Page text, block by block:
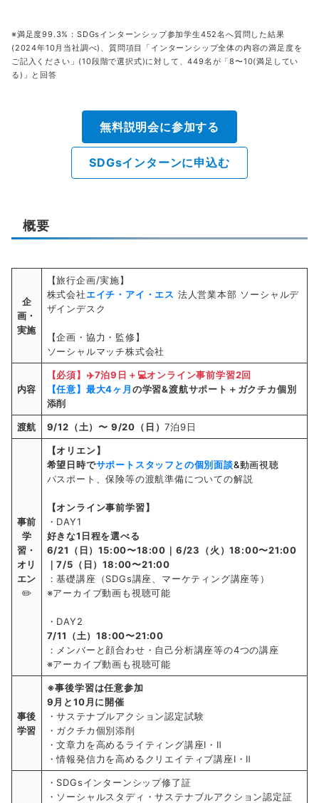
※満足度99.3%：SDGsインターンシップ参加学生452名へ質問した結果
(2024年10月当社調べ)、質問項目「インターンシップ全体の内容の満足度を
ご記入ください」(10段階で選択式)に対して、449名が「8〜10(満足してい
る)」と回答
無料説明会に参加する
SDGsインターンに申込む
概要
企
画・
実施
【旅行企画/実施】
株式会社エイチ・アイ・エス 法人営業本部 ソーシャルデ
ザインデスク
【企画・協力・監修】
ソーシャルマッチ株式会社
内容
【必須】✈️7泊9日＋💻オンライン事前学習2回
【任意】最大4ヶ月の学習&渡航サポート＋ガクチカ個別
添削
渡航 9/12（土）〜 9/20（日）7泊9日
事前
学
習・
オリ
エン
✏️
【オリエン】
希望日時でサポートスタッフとの個別面談&動画視聴
パスポート、保険等の渡航準備についての解説
【オンライン事前学習】
・DAY1
好きな1日程を選べる
6/21（日）15:00〜18:00｜6/23（火）18:00〜21:00
｜7/5（日）18:00〜21:00
：基礎講座（SDGs講座、マーケティング講座等）
※アーカイブ動画も視聴可能
・DAY2
7/11（土）18:00〜21:00
：メンバーと顔合わせ・自己分析講座等の4つの講座
※アーカイブ動画も視聴可能
事後
学習
※事後学習は任意参加
9月と10月に開催
・サステナブルアクション認定試験
・ガクチカ個別添削
・文章力を高めるライティング講座Ⅰ・Ⅱ
・情報発信力を高めるクリエイティブ講座Ⅰ・Ⅱ
・SDGsインターンシップ修了証
・ソーシャルスタディ・サステナブルアクション認定証